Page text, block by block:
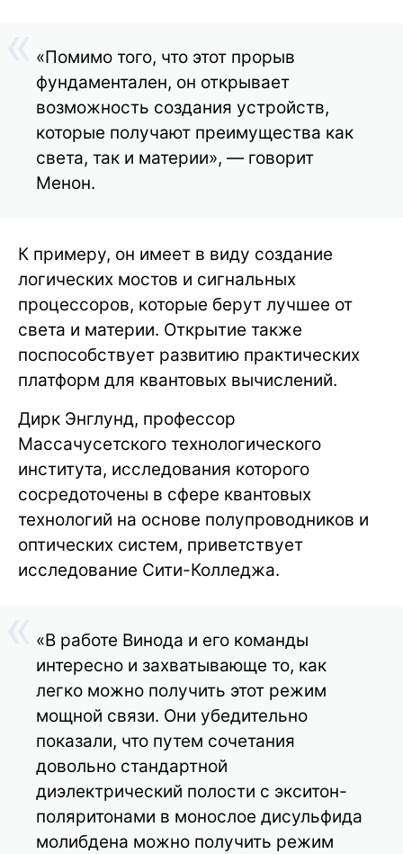
«Помимо того, что этот прорыв
фундаментален, он открывает
возможность создания устройств,
которые получают преимущества как
света, так и материи», — говорит
Менон.
К примеру, он имеет в виду создание
логических мостов и сигнальных
процессоров, которые берут лучшее от
света и материи. Открытие также
поспособствует развитию практических
платформ для квантовых вычислений.
Дирк Энглунд, профессор
Массачусетского технологического
института, исследования которого
сосредоточены в сфере квантовых
технологий на основе полупроводников и
оптических систем, приветствует
исследование Сити-Колледжа.
«В работе Винода и его команды
интересно и захватывающе то, как
легко можно получить этот режим
мощной связи. Они убедительно
показали, что путем сочетания
довольно стандартной
диэлектрический полости с экситон-
поляритонами в монослое дисульфида
молибдена можно получить режим